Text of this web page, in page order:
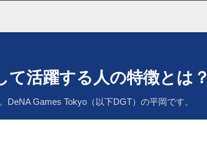
活躍する人の特徴とは？
Games Tokyo（以下DGT）の平岡です。